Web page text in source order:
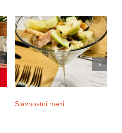
Slavnostni meni